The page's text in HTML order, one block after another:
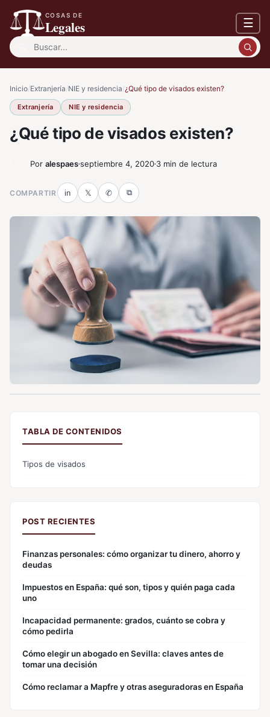
COSAS DE
Legales ☰
Buscar:
Inicio/Extranjería/NIE y residencia/¿Qué tipo de visados existen?
Extranjería NIE y residencia
¿Qué tipo de visados existen?
Por alespaesseptiembre 4, 2020 3 min de lectura
COMPARTIR in 𝕏 ✆ ⧉
TABLA DE CONTENIDOS
Tipos de visados
POST RECIENTES
Finanzas personales: cómo organizar tu dinero, ahorro y
deudas
Impuestos en España: qué son, tipos y quién paga cada
uno
Incapacidad permanente: grados, cuánto se cobra y
cómo pedirla
Cómo elegir un abogado en Sevilla: claves antes de
tomar una decisión
Cómo reclamar a Mapfre y otras aseguradoras en España